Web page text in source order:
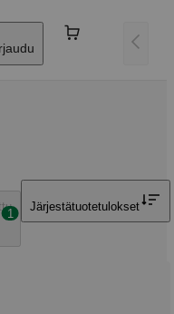
1
Järjestätuotetulokset